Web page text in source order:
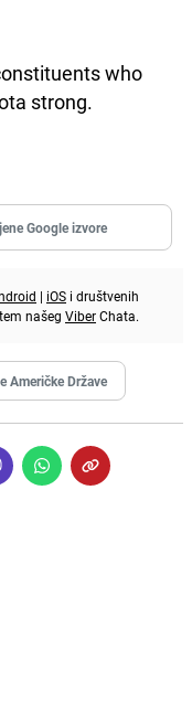
who
strong.
Google izvore
| iOS i društvenih
našeg ViberChata.
Američke Države